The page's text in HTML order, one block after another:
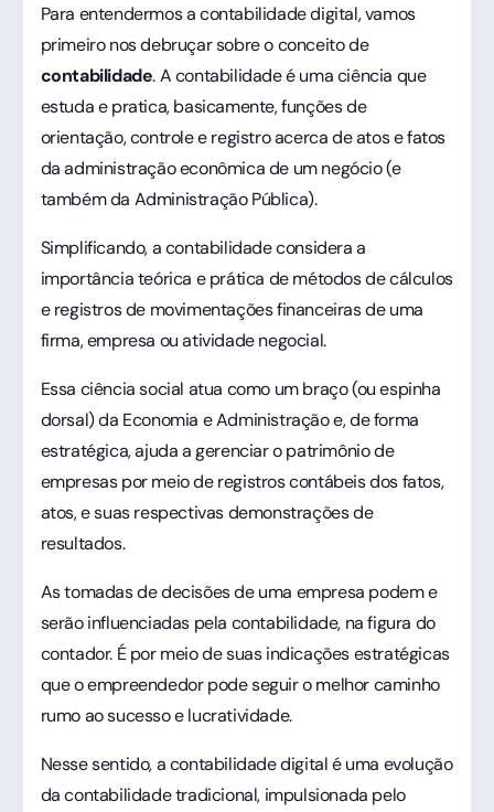
Para entendermos a contabilidade digital, vamos
primeiro nos debruçar sobre o conceito de
contabilidade. A contabilidade é uma ciência que
estuda e pratica, basicamente, funções de
orientação, controle e registro acerca de atos e fatos
da administração econômica de um negócio (e
também da Administração Pública).
Simplificando, a contabilidade considera a
importância teórica e prática de métodos de cálculos
e registros de movimentações financeiras de uma
firma, empresa ou atividade negocial.
Essa ciência social atua como um braço (ou espinha
dorsal) da Economia e Administração e, de forma
estratégica, ajuda a gerenciar o patrimônio de
empresas por meio de registros contábeis dos fatos,
atos, e suas respectivas demonstrações de
resultados.
As tomadas de decisões de uma empresa podem e
serão influenciadas pela contabilidade, na figura do
contador. É por meio de suas indicações estratégicas
que o empreendedor pode seguir o melhor caminho
rumo ao sucesso e lucratividade.
Nesse sentido, a contabilidade digital é uma evolução
da contabilidade tradicional, impulsionada pelo